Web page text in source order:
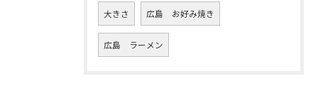
大きさ 広島 お好み焼き
広島 ラーメン